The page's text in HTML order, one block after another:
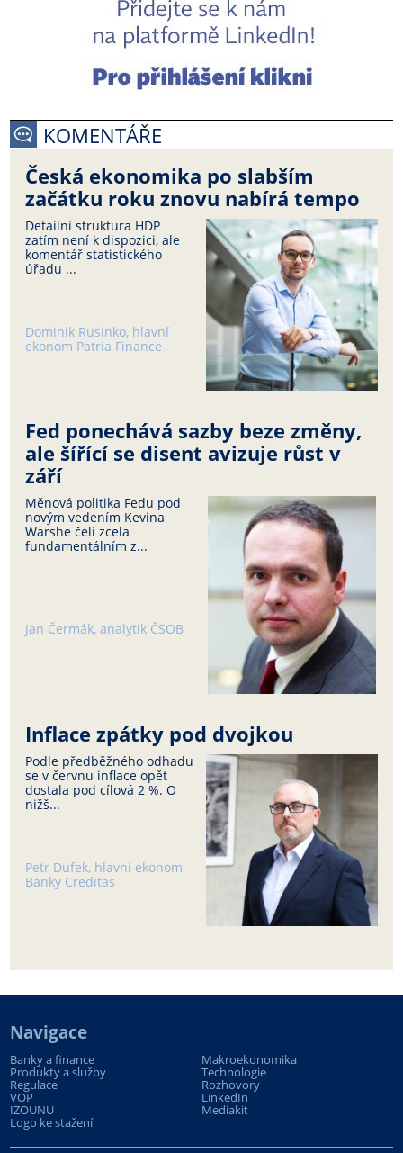
KOMENTÁŘE
Česká ekonomika po slabším
začátku roku znovu nabírá tempo
Detailní struktura HDP
zatím není k dispozici, ale
komentář statistického
úřadu ...
Dominik Rusinko, hlavní
ekonom Patria Finance
Fed ponechává sazby beze změny,
ale šířící se disent avizuje růst v
září
Měnová politika Fedu pod
novým vedením Kevina
Warshe čelí zcela
fundamentálním z...
Jan Čermák, analytik ČSOB
Inflace zpátky pod dvojkou
Podle předběžného odhadu
se v červnu inflace opět
dostala pod cílová 2 %. O
nižš...
Petr Dufek, hlavní ekonom
Banky Creditas
Navigace
Banky a finance Makroekonomika
Produkty a služby Technologie
Regulace Rozhovory
VOP LinkedIn
IZOUNU Mediakit
Logo ke stažení